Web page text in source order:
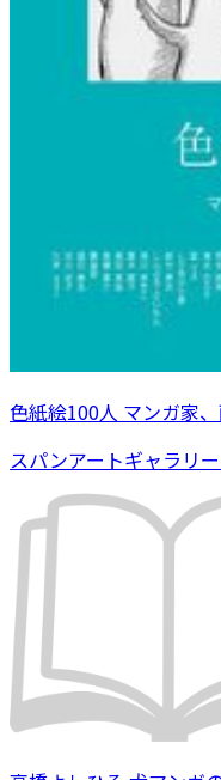
色紙絵100人 マンガ家
スパンアートギャラリ